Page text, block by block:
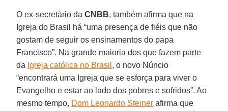
O ex-secretário daCNBB, também afirma que na
Igreja do Brasil há “uma presença de fiéis que não
gostam de seguir os ensinamentos do papa
Francisco”. Na grande maioria dos que fazem parte
da Igreja católica no Brasil , o novo Núncio
“encontrará uma Igreja que se esforça para viver o
Evangelho e estar ao lado dos pobres e sofridos”. Ao
mesmo tempo, Dom Leonardo Steiner afirma que